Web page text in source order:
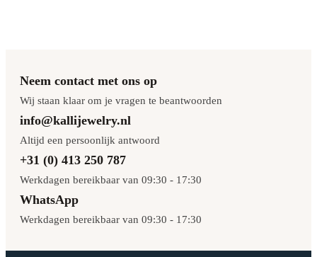
Neem contact met ons op
Wij staan klaar om je vragen te beantwoorden
info@kallijewelry.nl
Altijd een persoonlijk antwoord
+31 (0) 413 250 787
Werkdagen bereikbaar van 09:30 - 17:30
WhatsApp
Werkdagen bereikbaar van 09:30 - 17:30